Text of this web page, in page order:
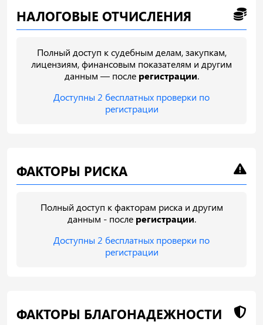
НАЛОГОВЫЕ ОТЧИСЛЕНИЯ
Полный доступ к судебным делам, закупкам,
лицензиям, финансовым показателям и другим
данным — после регистрации.
Доступны 2 бесплатных проверки по
регистрации
ФАКТОРЫ РИСКА
Полный доступ к факторам риска и другим
данным - после регистрации.
Доступны 2 бесплатных проверки по
регистрации
ФАКТОРЫ БЛАГОНАДЕЖНОСТИ